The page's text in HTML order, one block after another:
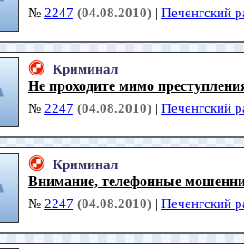
№ 2247 (04.08.2010) | Печенгский
Криминал
Не проходите мимо
№ 2247 (04.08.2010) | Печенгский
Криминал
Внимание, телефонные
№ 2247 (04.08.2010) | Печенгский